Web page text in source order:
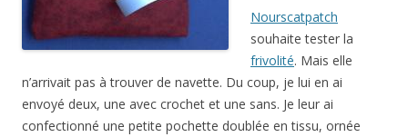
Nourscatpatch
souhaite tester la
frivolité. Mais elle
n’arrivait pas à trouver de navette. Du coup, je lui en ai
envoyé deux, une avec crochet et une sans. Je leur ai
confectionné une petite pochette doublée en tissu, ornée